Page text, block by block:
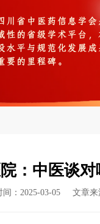
：中医谈
间：2025-03-05 文章来